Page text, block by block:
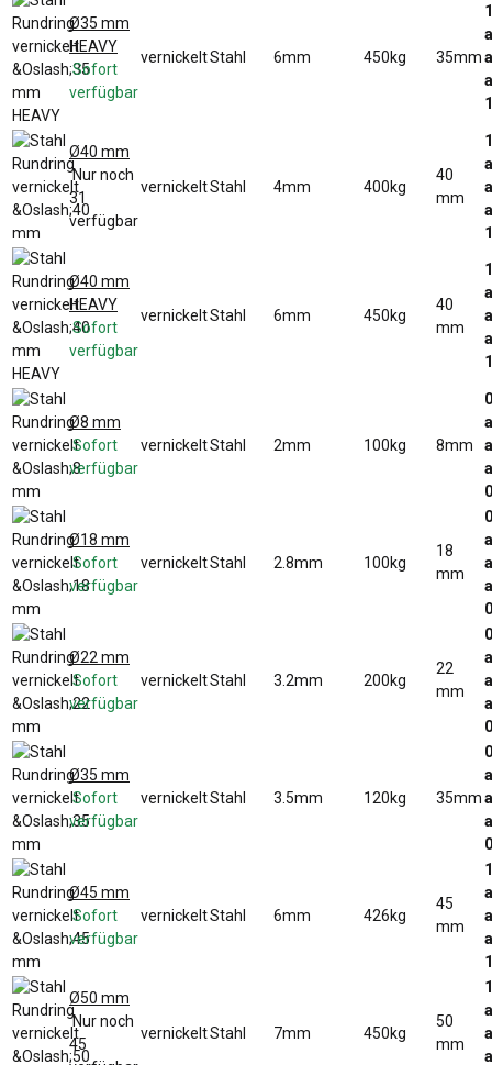
Ø35 mm
HEAVY
Sofort
verfügbar
vernickeltStahl 6mm 450kg 35mm
Ø40 mm
Nur noch
31
verfügbar
vernickeltStahl 4mm 400kg
40
mm
Ø40 mm
HEAVY
Sofort
verfügbar
vernickeltStahl 6mm 450kg
40
mm
Ø8 mm
Sofort
verfügbar
vernickeltStahl 2mm 100kg 8mm
Ø18 mm
Sofort
verfügbar
vernickeltStahl 2.8mm 100kg
18
mm
Ø22 mm
Sofort
verfügbar
vernickeltStahl 3.2mm 200kg
22
mm
Ø35 mm
Sofort
verfügbar
vernickeltStahl 3.5mm 120kg 35mm
Ø45 mm
Sofort
verfügbar
vernickeltStahl 6mm 426kg
45
mm
Ø50 mm
Nur noch
45
vernickeltStahl 7mm 450kg
50
mm